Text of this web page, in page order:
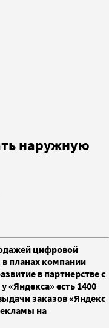
наружную
цифровой
планах компании
в партнерстве с
«Яндекса» есть 1400
заказов «Яндекс
на